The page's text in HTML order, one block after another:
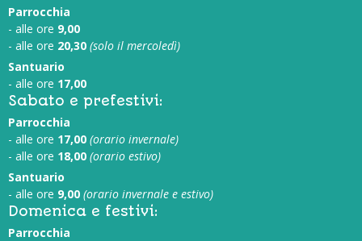
Parrocchia
- alle ore 9,00
- alle ore 20,30 (solo il mercoledì)
Santuario
- alle ore 17,00
Sabato e prefestivi:
Parrocchia
- alle ore 17,00 (orario invernale)
- alle ore 18,00 (orario estivo)
Santuario
- alle ore 9,00 (orario invernale e estivo)
Domenica e festivi:
Parrocchia